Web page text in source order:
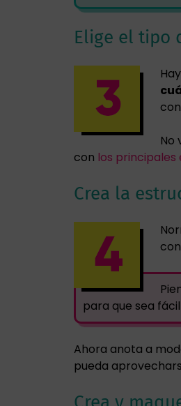
Elige el tipo
No
con los principales
Crea la
para que sea
Ahora anota a
pueda